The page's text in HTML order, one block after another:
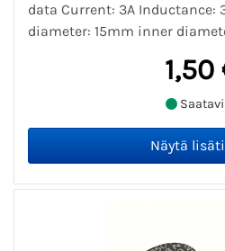
data Current: 3A Inductance:
diameter: 15mm inner
1,50